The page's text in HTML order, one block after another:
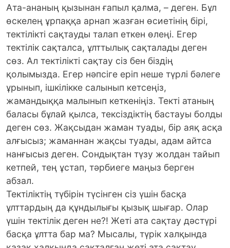
Ата-ананың қызынан ғапыл қалма, – деген. Бұл
өскелең ұрпаққа арнап жазған өсиетінің бірі,
тектілікті сақтауды талап еткен өлеңі. Егер
тектілік сақталса, ұлттылық сақталады деген
сөз. Ал тектілікті сақтау сіз бен біздің
қолымызда. Егер нәпсіге еріп неше түрлі бәлеге
ұрынып, ішкілікке салынып кетсеңіз,
жамандыққа малынып кеткеніңіз. Текті атаның
баласы бұлай қылса, тексіздіктің бастауы болды
деген сөз. Жақсыдан жаман туады, бір аяқ асқа
алғысыз; жаманнан жақсы туады, адам айтса
нанғысыз деген. Сондықтан түзу жолдан тайып
кетпей, тең ұстап, тәрбиеге маңыз берген
абзал.
Тектіліктің түбірін түсінген сіз үшін басқа
ұлттардың да құндылығы қызық шығар. Олар
үшін тектілік деген не?! Жеті ата сақтау дәстүрі
басқа ұлтта бар ма? Мысалы, түрік халқында